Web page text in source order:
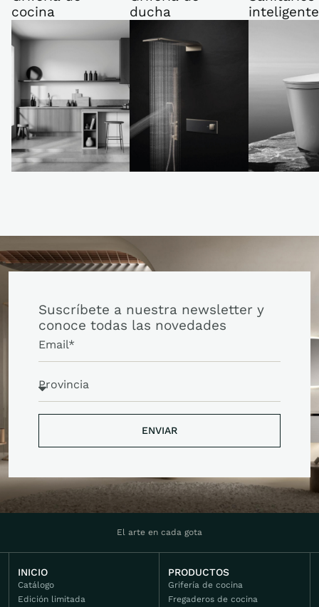
cocina
ducha
Suscríbete a nuestra newsletter y
conoce todas las novedades
ENVIAR
El arte en cada gota
INICIO
Catálogo
Edición limitada
PRODUCTOS
Grifería de cocina
Fregaderos de cocina